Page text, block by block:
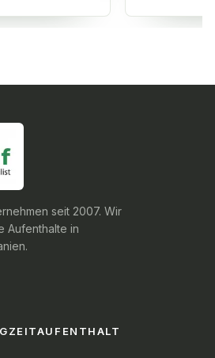
seit 2007. Wir
Aufenthalte in